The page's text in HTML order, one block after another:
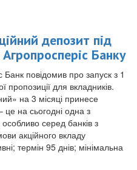
депозит під
Банку
Банк повідомив про запуск з 1
пропозиції для вкладників.
на 3 місяці принесе
це на сьогодні одна з
серед банків з
акційного вкладу
термін 95 днів; мінімальна